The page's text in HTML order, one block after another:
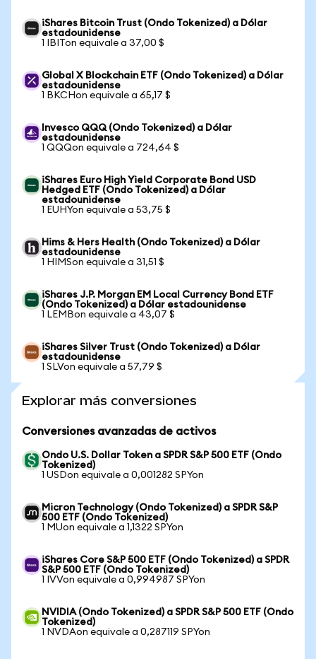
iShares Bitcoin Trust (Ondo Tokenized) a Dólar
estadounidense
1 IBITon equivale a 37,00 $
Global X Blockchain ETF (Ondo Tokenized) a Dólar
estadounidense
1 BKCHon equivale a 65,17 $
Invesco QQQ (Ondo Tokenized) a Dólar
estadounidense
1 QQQon equivale a 724,64 $
iShares Euro High Yield Corporate Bond USD
Hedged ETF (Ondo Tokenized) a Dólar
estadounidense
1 EUHYon equivale a 53,75 $
Hims & Hers Health (Ondo Tokenized) a Dólar
estadounidense
1 HIMSon equivale a 31,51 $
iShares J.P. Morgan EM Local Currency Bond ETF
(Ondo Tokenized) a Dólar estadounidense
1 LEMBon equivale a 43,07 $
iShares Silver Trust (Ondo Tokenized) a Dólar
estadounidense
1 SLVon equivale a 57,79 $
Explorar más conversiones
Conversiones avanzadas de activos
Ondo U.S. Dollar Token a SPDR S&P 500 ETF (Ondo
Tokenized)
1 USDon equivale a 0,001282 SPYon
Micron Technology (Ondo Tokenized) a SPDR S&P
500 ETF (Ondo Tokenized)
1 MUon equivale a 1,1322 SPYon
iShares Core S&P 500 ETF (Ondo Tokenized) a SPDR
S&P 500 ETF (Ondo Tokenized)
1 IVVon equivale a 0,994987 SPYon
NVIDIA (Ondo Tokenized) a SPDR S&P 500 ETF (Ondo
Tokenized)
1 NVDAon equivale a 0,287119 SPYon